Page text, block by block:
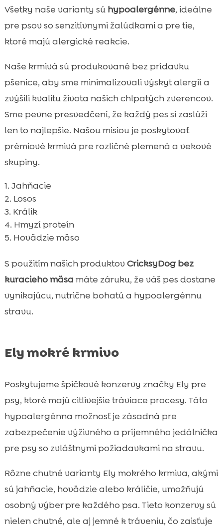
Všetky naše varianty sú hypoalergénne, ideálne
pre psov so senzitívnymi žalúdkami a pre tie,
ktoré majú alergické reakcie.
Naše krmivá sú produkované bez prídavku
pšenice, aby sme minimalizovali výskyt alergií a
zvýšili kvalitu života našich chlpatých zverencov.
Sme pevne presvedčení, že každý pes si zaslúži
len to najlepšie. Našou misiou je poskytovať
prémiové krmivá pre rozličné plemená a vekové
skupiny.
Jahňacie
Losos
Králik
Hmyzí proteín
Hovädzie mäso
S použitím našich produktov CricksyDog bez
kuracieho mäsa máte záruku, že váš pes dostane
vynikajúcu, nutrične bohatú a hypoalergénnu
stravu.
Ely mokré krmivo
Poskytujeme špičkové konzervy značky Ely pre
psy, ktoré majú citlivejšie tráviace procesy. Táto
hypoalergénna možnosť je zásadná pre
zabezpečenie výživného a príjemného jedálnička
pre psy so zvláštnymi požiadavkami na stravu.
Rôzne chutné varianty Ely mokrého krmiva, akými
sú jahňacie, hovädzie alebo králičie, umožňujú
osobný výber pre každého psa. Tieto konzervy sú
nielen chutné, ale aj jemné k tráveniu, čo zaisťuje